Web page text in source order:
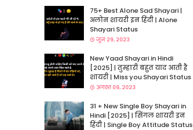
75+ Best Alone Sad Shayari |
अलोन शायरी इन हिंदी | Alone
Shayari Status
जून 29, 2023
New Yaad Shayari in Hindi
[2025] | तुम्हारी बहुत याद आती है
शायरी | Miss you Shayari Status
अगस्त 09, 2023
31 + New Single Boy Shayari in
Hindi [2025] | सिंगल शायरी इन
हिंदी | Single Boy Attitude Status